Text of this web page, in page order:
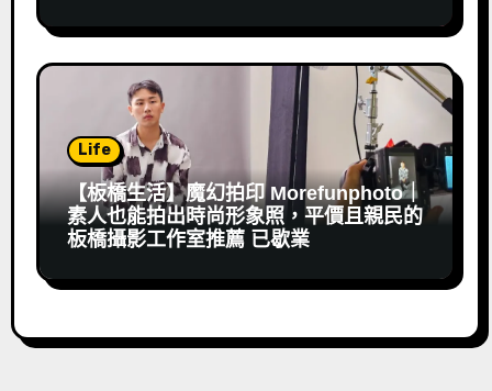
Life
【板橋生活】魔幻拍印 Morefunphoto｜
素人也能拍出時尚形象照，平價且親民的
板橋攝影工作室推薦 已歇業